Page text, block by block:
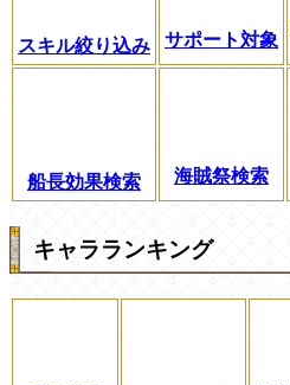
スキル絞り込み サポート対象
船長効果検索 海賊祭検索
キャラランキング